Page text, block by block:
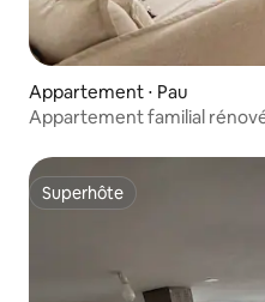
Appartement ⋅ Pau
Appartement familial
Superhôte
Superhôte